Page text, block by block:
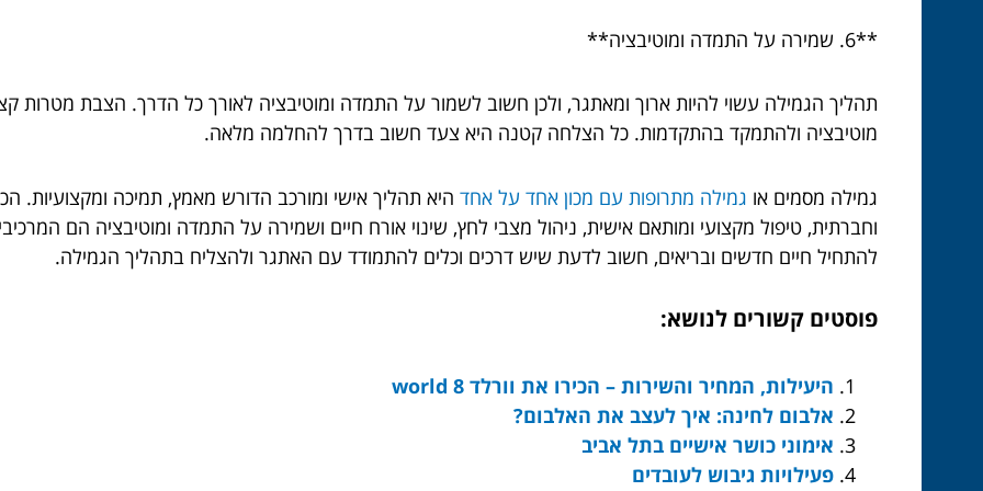
**6. שמירה על התמדה ומוטיבציה**
תהליך הגמילה עשוי להיות ארוך ומאתגר, ולכן חשוב לשמור על התמדה ומוטיבציה לאורך כל הדרך. הצבת מטרות
מוטיבציה ולהתמקד בהתקדמות. כל הצלחה קטנה היא צעד חשוב בדרך להחלמה מלאה.
גמילה מסמים או גמילה מתרופות עם מכון אחד על אחד היא תהליך אישי ומורכב הדורש מאמץ, תמיכה
וחברתית, טיפול מקצועי ומותאם אישית, ניהול מצבי לחץ, שינוי אורח חיים ושמירה על התמדה ומוטיבציה הם
להתחיל חיים חדשים ובריאים, חשוב לדעת שיש דרכים וכלים להתמודד עם האתגר ולהצליח בתהליך הגמילה.
פוסטים קשורים לנושא:
היעילות, המחיר והשירות – הכירו את וורלד world 8
אלבום לחינה: איך לעצב את האלבום?
אימוני כושר אישיים בתל אביב
פעילויות גיבוש לעובדים